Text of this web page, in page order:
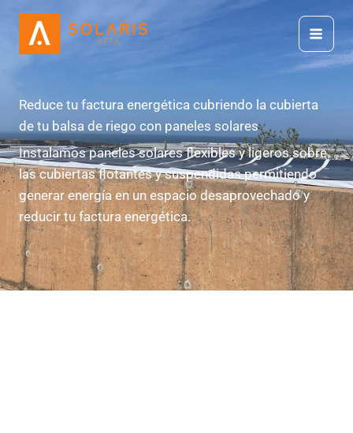
contenido
Reduce tu factura energética cubriendo la cubierta
de tu balsa de riego con paneles solares
Instalamos paneles solares flexibles y ligeros sobre
las cubiertas flotantes y suspendidas permitiendo
generar energía en un espacio desaprovechado y
reducir tu factura energética.